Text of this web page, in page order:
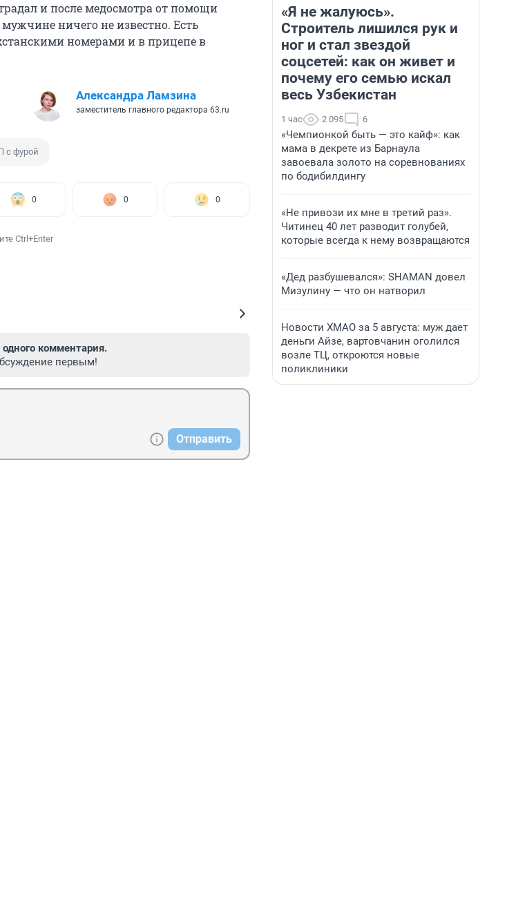
и после медосмотра от помощи
ничего не известно. Есть
номерами и в прицепе в
Александра Ламзина
заместитель главного редактора 63.ru
с фурой
0 0 0
Ctrl+Enter
комментария.
первым!
Отправить
«Я не жалуюсь».
Строитель лишился рук и
ног и стал звездой
соцсетей: как он живет и
почему его семью искал
весь Узбекистан
1 час 2 095 6
«Чемпионкой быть — это кайф»: как
мама в декрете из Барнаула
завоевала золото на соревнованиях
по бодибилдингу
«Не привози их мне в третий раз».
Читинец 40 лет разводит голубей,
которые всегда к нему возвращаются
«Дед разбушевался»: SHAMAN довел
Мизулину — что он натворил
Новости ХМАО за 5 августа: муж дает
деньги Айзе, вартовчанин оголился
возле ТЦ, откроются новые
поликлиники